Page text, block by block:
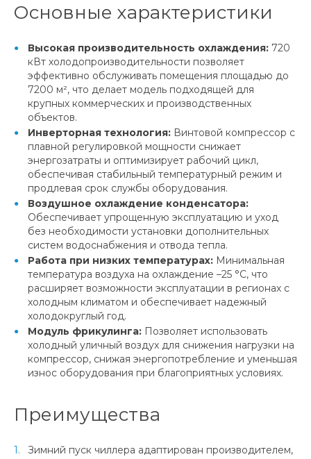
Основные характеристики
Высокая производительность охлаждения: 720
кВт холодопроизводительности позволяет
эффективно обслуживать помещения площадью до
7200 м², что делает модель подходящей для
крупных коммерческих и производственных
объектов.
Инверторная технология: Винтовой компрессор с
плавной регулировкой мощности снижает
энергозатраты и оптимизирует рабочий цикл,
обеспечивая стабильный температурный режим и
продлевая срок службы оборудования.
Воздушное охлаждение конденсатора:
Обеспечивает упрощенную эксплуатацию и уход
без необходимости установки дополнительных
систем водоснабжения и отвода тепла.
Работа при низких температурах: Минимальная
температура воздуха на охлаждение –25 °C, что
расширяет возможности эксплуатации в регионах с
холодным климатом и обеспечивает надежный
холодокруглый год.
Модуль фрикулинга: Позволяет использовать
холодный уличный воздух для снижения нагрузки на
компрессор, снижая энергопотребление и уменьшая
износ оборудования при благоприятных условиях.
Преимущества
Зимний пуск чиллера адаптирован производителем,